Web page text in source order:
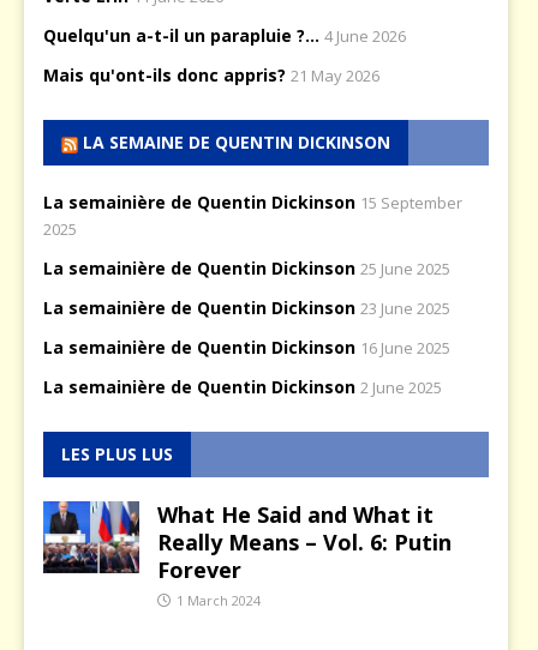
Quelqu'un a-t-il un parapluie ?... 4 June 2026
Mais qu'ont-ils donc appris? 21 May 2026
LA SEMAINE DE QUENTIN DICKINSON
La semainière de Quentin Dickinson 15 September
2025
La semainière de Quentin Dickinson 25 June 2025
La semainière de Quentin Dickinson 23 June 2025
La semainière de Quentin Dickinson 16 June 2025
La semainière de Quentin Dickinson 2 June 2025
LES PLUS LUS
What He Said and What it
Really Means – Vol. 6: Putin
Forever
1 March 2024